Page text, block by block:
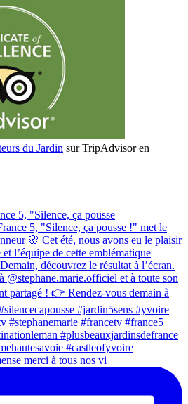
du Jardin sur TripAdvisor en
5, "Silence, ça pousse
merci à tous nos vi